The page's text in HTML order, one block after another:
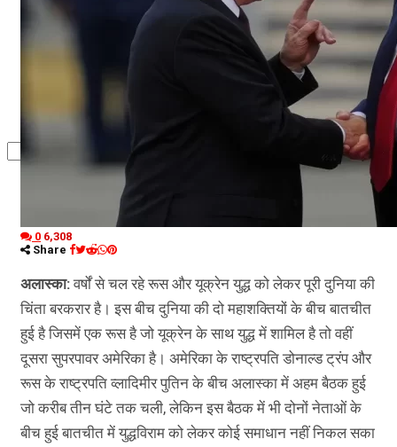
कृषि
धर्म
0 6,308
Share
अलास्का:वर्षों से चल रहे रूस और यूक्रेन युद्ध को लेकर पूरी दुनिया की
चिंता बरकरार है। इस बीच दुनिया की दो महाशक्तियों के बीच बातचीत
हुई है जिसमें एक रूस है जो यूक्रेन के साथ युद्ध में शामिल है तो वहीं
दूसरा सुपरपावर अमेरिका है। अमेरिका के राष्ट्रपति डोनाल्ड ट्रंप और
रूस के राष्ट्रपति व्लादिमीर पुतिन के बीच अलास्का में अहम बैठक हुई
जो करीब तीन घंटे तक चली, लेकिन इस बैठक में भी दोनों नेताओं के
बीच हुई बातचीत में युद्धविराम को लेकर कोई समाधान नहीं निकल सका